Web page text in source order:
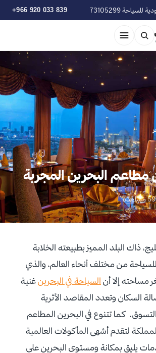
73105299
+966 920 033 839
ذاك البلد المميز بطبيعته الخلابة
من مختلف أنحاء العالم، والذي
مساحته إلا أن السياحة في البحرينغنية
السكان وتعدد المقاصد الأثرية
التسوق. كما تتنوع في البحرين المطاعم
لتقدم أشهى المأكولات العالمية
يليق بمكانة ومستوى البحرين على